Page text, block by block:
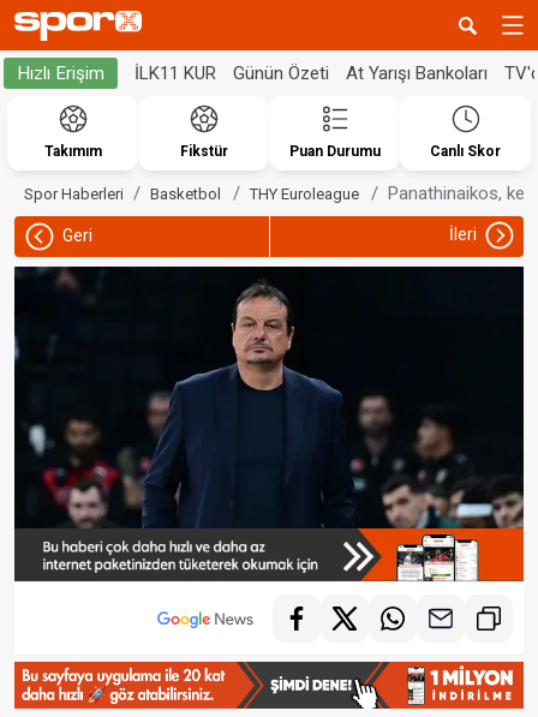
Hızlı Erişim İLK11 KUR Günün Özeti At Yarışı Bankoları
Takımım Fikstür Puan Durumu Canlı Skor
Spor Haberleri Basketbol THY Euroleague Panathinaikos,
Geri İleri